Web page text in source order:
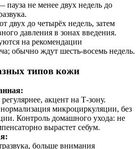
пауза не менее двух недель до
двух до четырёх недель, затем
давления в зонах введения.
на рекомендации
обычно ждут шесть-восемь недель.
типов кожи
акцент на Т-зону.
микроциркуляции, без
Контроль домашного ухода: не
вырастет себум.
больше внимания